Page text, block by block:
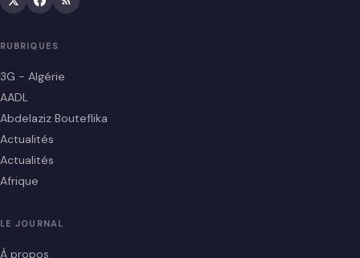
RUBRIQUES
3G - Algérie
AADL
Abdelaziz Bouteflika
Actualités
Actualités
Afrique
LE JOURNAL
À propos